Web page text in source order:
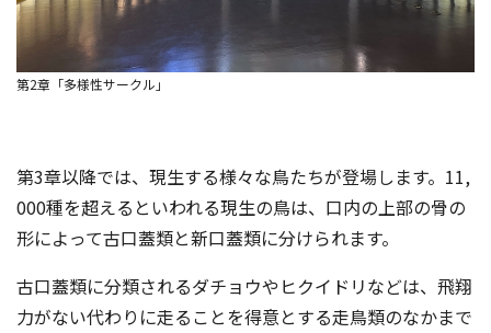
第2章「多様性サークル」
第3章以降では、現生する様々な鳥たちが登場します。11,
000種を超えるといわれる現生の鳥は、口内の上部の骨の
形によって古口蓋類と新口蓋類に分けられます。
古口蓋類に分類されるダチョウやヒクイドリなどは、飛翔
力がない代わりに走ることを得意とする走鳥類のなかまで